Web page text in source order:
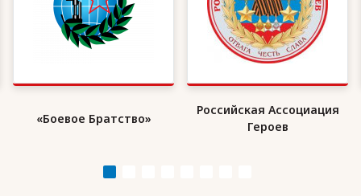
«Боевое Братство»
Российская Ассоциация
Героев